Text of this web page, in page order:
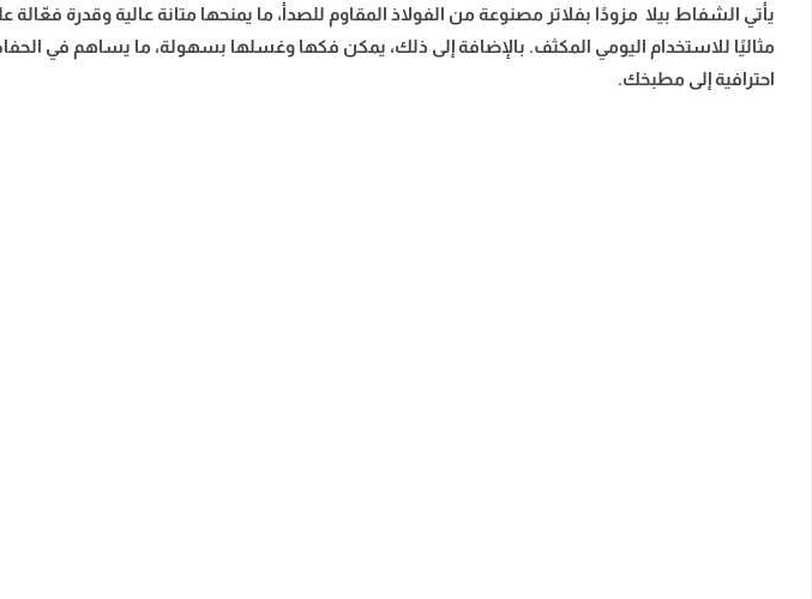
يأتي الشفاط بيلا مزودًا بفلاتر مصنوعة من الفولاذ المقاوم للصدأ، ما يمنحها متانة عالية وقدرة
مثاليًا للاستخدام اليومي المكثف. بالإضافة إلى ذلك، يمكن فكها وغسلها بسهولة، ما يساهم في
احترافية إلى مطبخك.